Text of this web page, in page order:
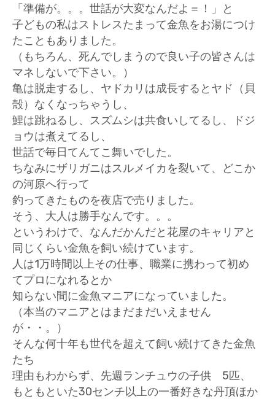
「準備が。。。世話が大変なんだよ＝！」と
子どもの私はストレスたまって金魚をお湯につけ
たこともありました。
（もちろん、死んでしまうので良い子の皆さんは
マネしないで下さい。）
亀は脱走するし、ヤドカリは成長するとヤド（貝
殻）なくなっちゃうし、
鯉は跳ねるし、スズムシは共食いしてるし、ドジ
ョウは煮えてるし、
世話で毎日てんてこ舞いでした。
ちなみにザリガニはスルメイカを裂いて、どこか
の河原へ行って
釣ってきたものを夜店で売りました。
そう、大人は勝手なんです。。。
というわけで、なんだかんだと花屋のキャリアと
同じくらい金魚を飼い続けています。
人は1万時間以上その仕事、職業に携わって初め
てプロになれるとか
知らない間に金魚マニアになっていました。
（本当のマニアとはまだまだいえません
が・・。）
そんな何十年も世代を超えて飼い続けてきた金魚
たち
理由もわからず、先週ランチュウの子供 5匹、
もともといた30センチ以上の一番好きな丹頂ほか